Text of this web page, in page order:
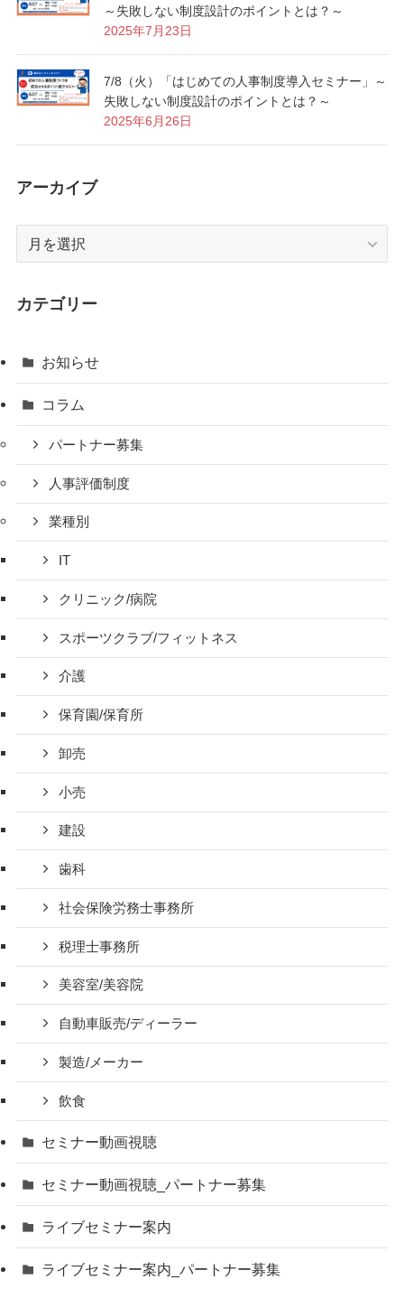
～失敗しない制度設計のポイントとは？～
2025年7月23日
7/8（火）「はじめての人事制度導入セミナー」～
失敗しない制度設計のポイントとは？～
2025年6月26日
アーカイブ
イ
カテゴリー
お知らせ
コラム
パートナー募集
人事評価制度
業種別
IT
クリニック/病院
スポーツクラブ/フィットネス
介護
保育園/保育所
卸売
小売
建設
歯科
社会保険労務士事務所
税理士事務所
美容室/美容院
自動車販売/ディーラー
製造/メーカー
飲食
セミナー動画視聴
セミナー動画視聴_パートナー募集
ライブセミナー案内
ライブセミナー案内_パートナー募集